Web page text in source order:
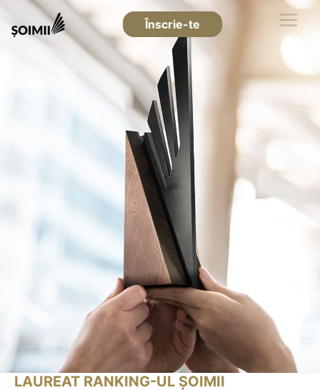
Înscrie-te
LAUREAT RANKING-UL ȘOIMII